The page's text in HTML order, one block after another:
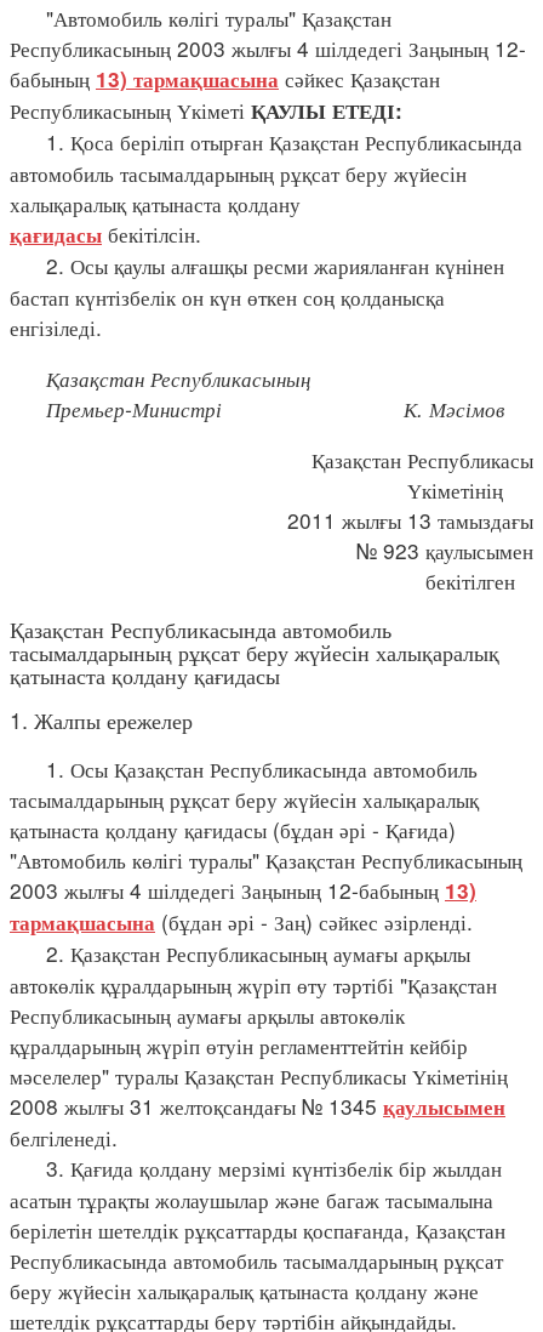
"Автомобиль көлігі туралы" Қазақстан
Республикасының 2003 жылғы 4 шілдедегі Заңының 12-
бабының 13) тармақшасына сәйкес Қазақстан
Республикасының Үкіметі ҚАУЛЫ ЕТЕДІ:
1. Қоса беріліп отырған Қазақстан Республикасында
автомобиль тасымалдарының рұқсат беру жүйесін
халықаралық қатынаста қолдану
қағидасы бекітілсін.
2. Осы қаулы алғашқы ресми жарияланған күнінен
бастап күнтізбелік он күн өткен соң қолданысқа
енгізіледі.
Қазақстан Республикасының
Премьер-Министрі К. Мәсімов
Қазақстан Республикасы
Үкіметінің
2011 жылғы 13 тамыздағы
№ 923 қаулысымен
бекітілген
Қазақстан Республикасында автомобиль
тасымалдарының рұқсат беру жүйесін халықаралық
қатынаста қолдану қағидасы
1. Жалпы ережелер
1. Осы Қазақстан Республикасында автомобиль
тасымалдарының рұқсат беру жүйесін халықаралық
қатынаста қолдану қағидасы (бұдан әрі - Қағида)
"Автомобиль көлігі туралы" Қазақстан Республикасының
2003 жылғы 4 шілдедегі Заңының 12-бабының 13)
тармақшасына (бұдан әрі - Заң) сәйкес әзірленді.
2. Қазақстан Республикасының аумағы арқылы
автокөлік құралдарының жүріп өту тәртібі "Қазақстан
Республикасының аумағы арқылы автокөлік
құралдарының жүріп өтуін регламенттейтін кейбір
мәселелер" туралы Қазақстан Республикасы Үкіметінің
2008 жылғы 31 желтоқсандағы № 1345 қаулысымен
белгіленеді.
3. Қағида қолдану мерзімі күнтізбелік бір жылдан
асатын тұрақты жолаушылар және багаж тасымалына
берілетін шетелдік рұқсаттарды қоспағанда, Қазақстан
Республикасында автомобиль тасымалдарының рұқсат
беру жүйесін халықаралық қатынаста қолдану және
шетелдік рұқсаттарды беру тәртібін айқындайды.